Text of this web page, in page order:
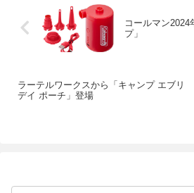
コールマン2024
プ」
ラーテルワークスから「キャンプ エブリ
デイ ポーチ」登場